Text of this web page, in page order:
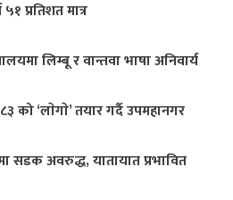
प्रतिशत मात्र
लिम्बू र वान्तवा भाषा अनिवार्य
को ‘लाेगाे’ तयार गर्दै उपमहानगर
सडक अवरुद्ध, यातायात प्रभावित